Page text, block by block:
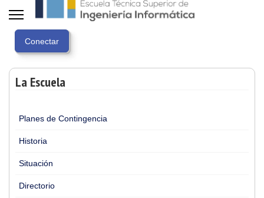
La Escuela
Planes de Contingencia
Historia
Situación
Directorio